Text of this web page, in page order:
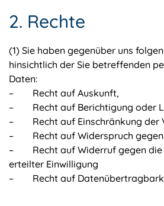
2. Rechte
(1) Sie haben gegenüber uns
hinsichtlich der Sie betreffenden
Daten:
– Recht auf Auskunft,
– Recht auf Berichtigung oder
– Recht auf Einschränkung der
– Recht auf Widerspruch gegen
– Recht auf Widerruf gegen die
erteilter Einwilligung
– Recht auf